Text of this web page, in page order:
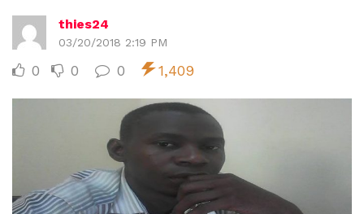
thies24
03/20/2018 2:19 PM
0 0 0 1,409